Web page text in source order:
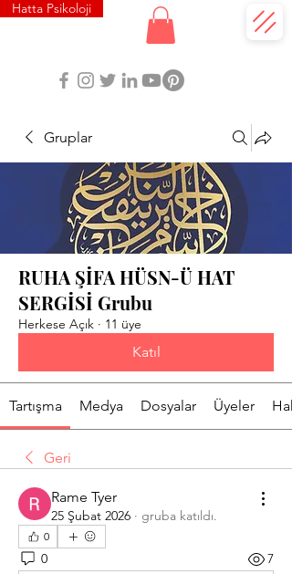
Hatta Psikoloji
Gruplar
RUHA ŞİFA HÜSN-Ü HAT
SERGİSİ Grubu
Herkese Açık · 11 üye
Katıl
Tartışma Medya Dosyalar Üyeler
Geri
Rame Tyer
25 Şubat 2026 · gruba katıldı.
0
0 7